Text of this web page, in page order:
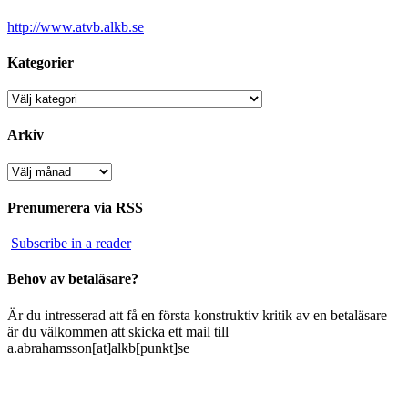
http://www.atvb.alkb.se
Kategorier
Kategorier
Arkiv
Arkiv
Prenumerera via RSS
Subscribe in a reader
Behov av betaläsare?
Är du intresserad att få en första konstruktiv kritik av en betaläsare
är du välkommen att skicka ett mail till
a.abrahamsson[at]alkb[punkt]se